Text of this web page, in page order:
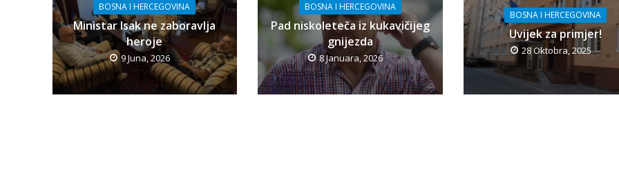
BOSNA I HERCEGOVINA
Ministar Isak ne zaboravlja
heroje
9 Juna, 2026
BOSNA I HERCEGOVINA
Pad niskoleteča iz kukavičijeg
gnijezda
8 Januara, 2026
BOSNA I HERCEGOVINA
Uvijek za primjer!
28 Oktobra, 2025